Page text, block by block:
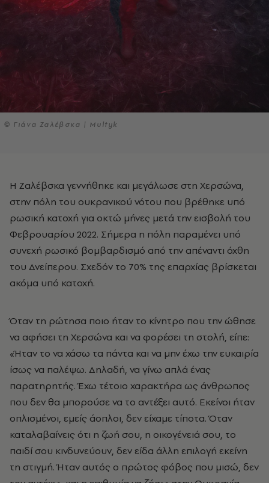
© Γιάνα Ζαλέβσκα | Multyk
Η Ζαλέβσκα γεννήθηκε και μεγάλωσε στη Χερσώνα,
στην πόλη του ουκρανικού νότου που βρέθηκε υπό
ρωσική κατοχή για οκτώ μήνες μετά την εισβολή του
Φεβρουαρίου 2022. Σήμερα η πόλη παραμένει υπό
συνεχή ρωσικό βομβαρδισμό από την απέναντι όχθη
του Δνείπερου. Σχεδόν το 70% της επαρχίας βρίσκεται
ακόμα υπό κατοχή.
Όταν τη ρώτησα ποιο ήταν το κίνητρο που την ώθησε
να αφήσει τη Χερσώνα και να φορέσει τη στολή, είπε:
«Ήταν το να χάσω τα πάντα και να μην έχω την ευκαιρία
ίσως να παλέψω. Δηλαδή, να γίνω απλά ένας
παρατηρητής. Έχω τέτοιο χαρακτήρα ως άνθρωπος
που δεν θα μπορούσε να το αντέξει αυτό. Εκείνοι ήταν
οπλισμένοι, εμείς άοπλοι, δεν είχαμε τίποτα. Όταν
καταλαβαίνεις ότι η ζωή σου, η οικογένειά σου, το
παιδί σου κινδυνεύουν, δεν είδα άλλη επιλογή εκείνη
τη στιγμή. Ήταν αυτός ο πρώτος φόβος που μισώ, δεν